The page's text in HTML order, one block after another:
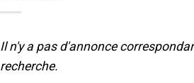
Il n'y a pas d'annonce
recherche.